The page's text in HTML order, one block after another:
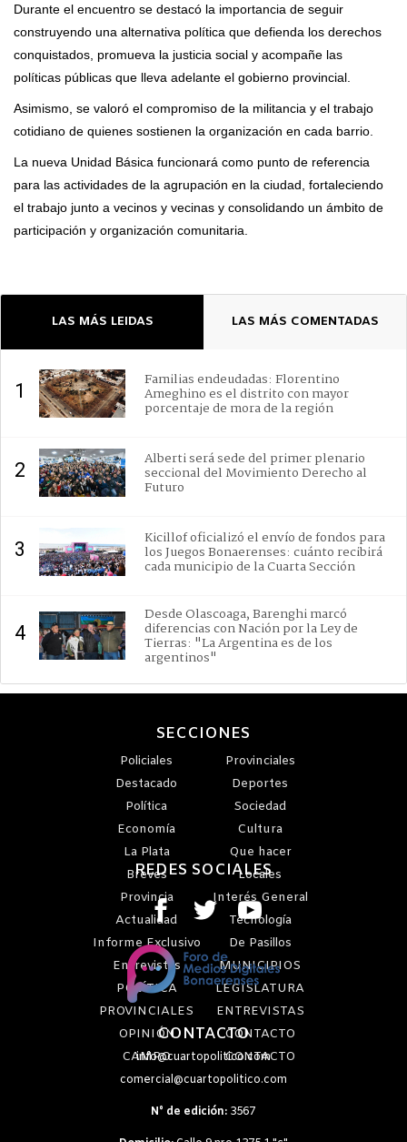
Durante el encuentro se destacó la importancia de seguir
construyendo una alternativa política que defienda los derechos
conquistados, promueva la justicia social y acompañe las
políticas públicas que lleva adelante el gobierno provincial.
Asimismo, se valoró el compromiso de la militancia y el trabajo
cotidiano de quienes sostienen la organización en cada barrio.
La nueva Unidad Básica funcionará como punto de referencia
para las actividades de la agrupación en la ciudad, fortaleciendo
el trabajo junto a vecinos y vecinas y consolidando un ámbito de
participación y organización comunitaria.
LAS MÁS LEIDAS LAS MÁS COMENTADAS
1 Familias endeudadas: Florentino
Ameghino es el distrito con mayor
porcentaje de mora de la región
2 Alberti será sede del primer plenario
seccional del Movimiento Derecho al
Futuro
3 Kicillof oficializó el envío de fondos para
los Juegos Bonaerenses: cuánto recibirá
cada municipio de la Cuarta Sección
4
Desde Olascoaga, Barenghi marcó
diferencias con Nación por la Ley de
Tierras: "La Argentina es de los
argentinos"
SECCIONES
Policiales
Provinciales
Destacado
Deportes
Política
Sociedad
Economía
Cultura
La Plata
Que hacer
Breves
Locales
Provincia
Interés General
Actualidad
Tecnología
Informe Exclusivo
De Pasillos
Entrevistas
MUNICIPIOS
POLÍTICA
LEGISLATURA
PROVINCIALES
ENTREVISTAS
OPINIÓN
CONTACTO
CAMPO
CONTACTO
REDES SOCIALES
CONTACTO
info@cuartopolitico.com
comercial@cuartopolitico.com
N° de edición: 3567